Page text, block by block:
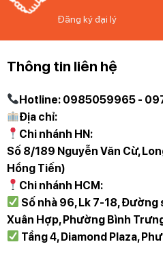
Trực tiếp qua Hotline 097
Diệp Anh – Hàng Đức tự
và mới nhất với những cam
Đăng ký đại lý
Thông tin liên hệ
Hotline: 0985059965 -
Địa chỉ:
Chi nhánh HN:
Số 8/189 Nguyễn Văn Cừ,
Hồng Tiến)
Chi nhánh HCM:
Số nhà 96, Lk 7-18,
Xuân Hợp, Phường Bình
Tầng 4, Diamond Plaza,